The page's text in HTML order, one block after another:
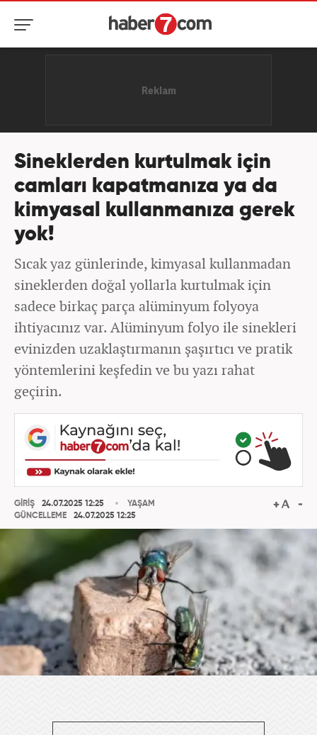
Sineklerden kurtulmak için
camları kapatmanıza ya da
kimyasal kullanmanıza gerek
yok!
Sıcak yaz günlerinde, kimyasal kullanmadan
sineklerden doğal yollarla kurtulmak için
sadece birkaç parça alüminyum folyoya
ihtiyacınız var. Alüminyum folyo ile sinekleri
evinizden uzaklaştırmanın şaşırtıcı ve pratik
yöntemlerini keşfedin ve bu yazı rahat
geçirin.
GİRİŞ
24.07.2025 12:25
GÜNCELLEME
24.07.2025 12:25
YAŞAM